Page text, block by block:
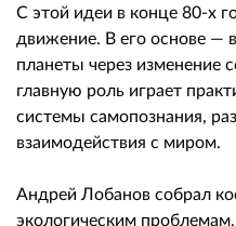
С этой идеи в конце 80-х
движение. В его основе —
планеты через изменение
главную роль играет
системы самопознания,
взаимодействия с миром.
Андрей Лобанов собрал
экологическим